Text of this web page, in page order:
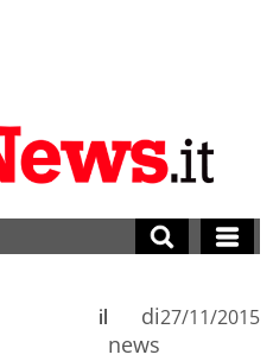
di
news
il 27/11/2015